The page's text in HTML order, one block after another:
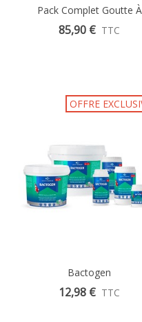
Aperçu Rapide
Pack Complet Goutte À
Goutte 50m Arrosage
Automatique
85,90 € TTC
OFFRE
Aperçu Rapide
Bactogen
12,98 € TTC